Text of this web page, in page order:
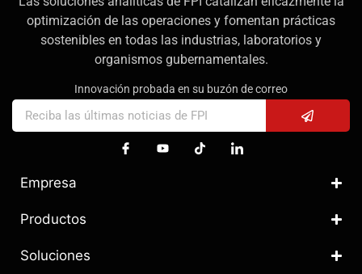
optimización de las operaciones y fomentan prácticas
sostenibles en todas las industrias, laboratorios y
organismos gubernamentales.
Innovación probada en su buzón de correo
Empresa
Productos
Soluciones